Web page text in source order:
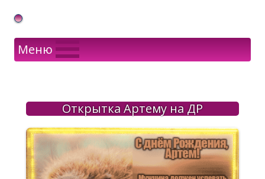
Gif Открытки в подарок
Меню
Открытка Артему на ДР